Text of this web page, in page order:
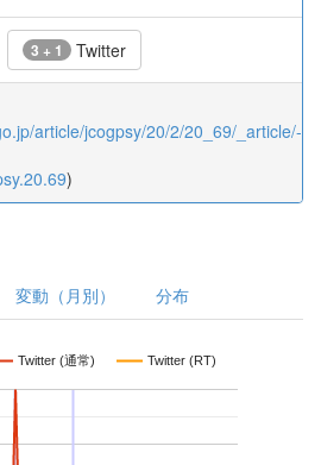
3 + 1 Twitter
article/jcogpsy/20/2/20_69/_article/-
)
変動（月別） 分布
Twitter (通常) Twitter (RT)